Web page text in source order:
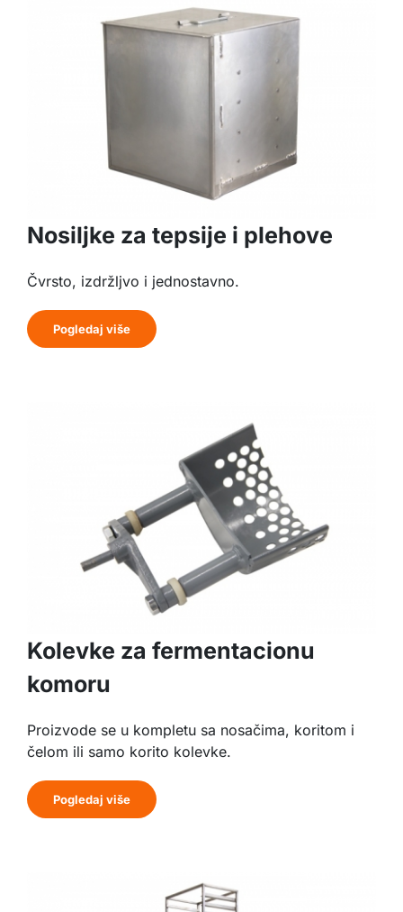
Nosiljke za tepsije i plehove
Čvrsto, izdržljvo i jednostavno.
Pogledaj više
Kolevke za fermentacionu
komoru
Proizvode se u kompletu sa nosačima, koritom i
čelom ili samo korito kolevke.
Pogledaj više